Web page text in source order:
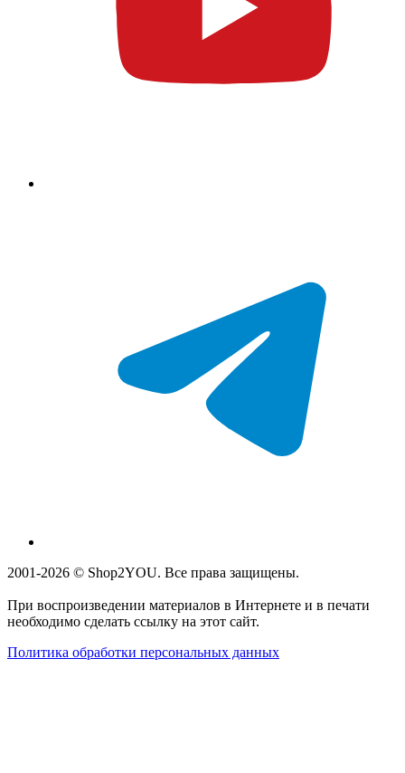
2001-2026 © Shop2YOU. Все права защищены.
При воспроизведении материалов в Интернете и в печати
необходимо сделать ссылку на этот сайт.
Политика обработки персональных данных